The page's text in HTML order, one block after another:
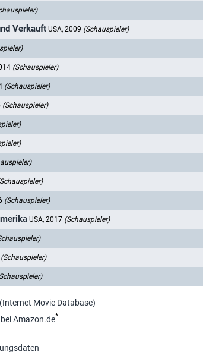
Verkauft USA, 2009 (Schauspieler)
(Schauspieler)
(Schauspieler)
(Schauspieler)
(Schauspieler)
USA, 2017 (Schauspieler)
(Schauspieler)
Movie Database)
Amazon.de*